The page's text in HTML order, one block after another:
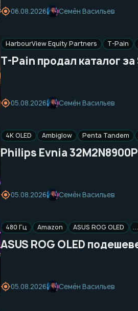
06.08.2026 Семён Васильев
HarbourView Equity Partners T-Pain
T-Pain продал каталог за
05.08.2026 Семён Васильев
4K OLED Ambiglow Penta Tandem
Philips Evnia
05.08.2026 Семён Васильев
480 Гц Amazon ASUS ROG OLED …
ASUS ROG OLED
05.08.2026 Семён Васильев